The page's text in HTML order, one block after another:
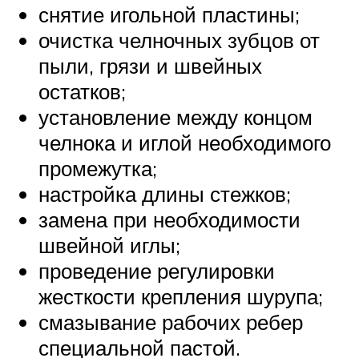
снятие игольной пластины;
очистка челночных зубцов от
пыли, грязи и швейных
остатков;
установление между концом
челнока и иглой необходимого
промежутка;
настройка длины стежков;
замена при необходимости
швейной иглы;
проведение регулировки
жесткости крепления шурупа;
смазывание рабочих ребер
специальной пастой.